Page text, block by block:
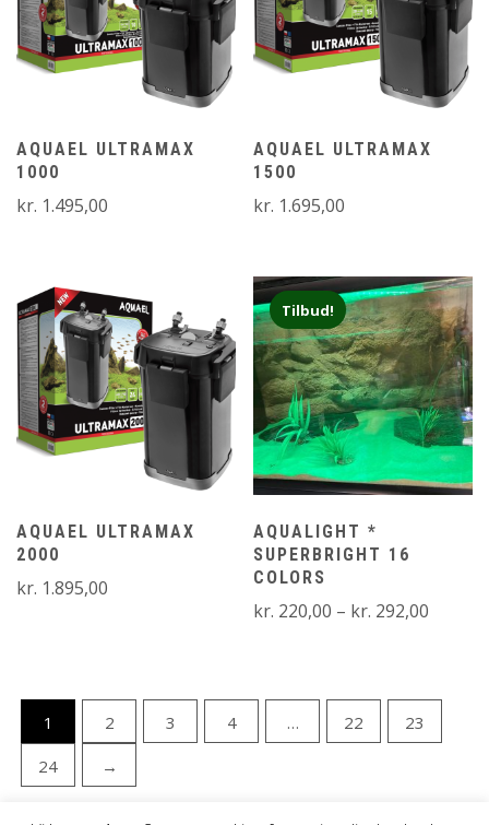
AQUAEL ULTRAMAX
1000
kr. 1.495,00
AQUAEL ULTRAMAX
1500
kr. 1.695,00
AQUAEL ULTRAMAX
2000
kr. 1.895,00
Tilbud!
AQUALIGHT *
SUPERBRIGHT 16
COLORS
kr. 220,00 – kr. 292,00
1 2 3 4 … 22
23
24
→